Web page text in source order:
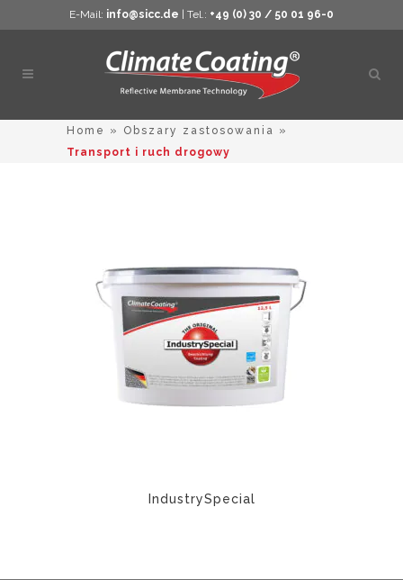
E-Mail: info@sicc.de | Tel.: +49 (0) 30 / 50 01 96-0
Home » Obszary zastosowania »
Transport i ruch drogowy
IndustrySpecial